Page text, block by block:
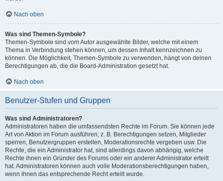
Nach oben
Was sind Themen-Symbole?
Themen-Symbole sind vom Autor ausgewählte Bilder, welche mit einem
Thema in Verbindung stehen können, um dessen Inhalt kennzeichnen zu
können. Die Möglichkeit, Themen-Symbole zu verwenden, hängt von deinen
Berechtigungen ab, die die Board-Administration gesetzt hat.
Nach oben
Benutzer-Stufen und Gruppen
Was sind Administratoren?
Administratoren haben die umfassendsten Rechte im Forum. Sie können jede
Art von Aktion im Forum ausführen; z. B. Berechtigungen setzen, Mitglieder
sperren, Benutzergruppen erstellen, Moderationsrechte vergeben usw. Die
Rechte, die ein Administrator hat, sind allerdings davon abhängig, welche
Rechte ihnen ein Gründer des Forums oder ein anderer Administrator erteilt
hat. Administratoren können auch volle Moderationsberechtigungen haben,
wenn ihnen das entsprechende Recht erteilt wurde.